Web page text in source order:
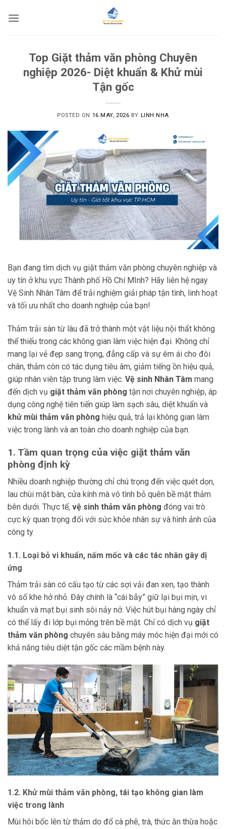
Top Giặt thảm văn phòng Chuyên
nghiệp 2026- Diệt khuẩn & Khử mùi
Tận gốc
POSTED ON 16 MAY, 2026 BY LINH NHA
Bạn đang tìm dịch vụ giặt thảm văn phòng chuyên nghiệp và
uy tín ở khu vực Thành phố Hồ Chí MInh? Hãy liên hệ ngay
Vệ Sinh Nhân Tâm để trải nghiệm giải pháp tận tình, linh hoạt
và tối ưu nhất cho doanh nghiệp của bạn!
Thảm trải sàn từ lâu đã trở thành một vật liệu nội thất không
thể thiếu trong các không gian làm việc hiện đại. Không chỉ
mang lại vẻ đẹp sang trọng, đẳng cấp và sự êm ái cho đôi
chân, thảm còn có tác dụng tiêu âm, giảm tiếng ồn hiệu quả,
giúp nhân viên tập trung làm việc. Vệ sinh Nhân Tâm mang
đến dịch vụ giặt thảm văn phòng tận nơi chuyên nghiệp, áp
dụng công nghệ tiên tiến giúp làm sạch sâu, diệt khuẩn và
khử mùi thảm văn phòng hiệu quả, trả lại không gian làm
việc trong lành và an toàn cho doanh nghiệp của bạn.
1. Tầm quan trọng của việc giặt thảm văn
phòng định kỳ
Nhiều doanh nghiệp thường chỉ chú trọng đến việc quét dọn,
lau chùi mặt bàn, cửa kính mà vô tình bỏ quên bề mặt thảm
bên dưới. Thực tế, vệ sinh thảm văn phòng đóng vai trò
cực kỳ quan trọng đối với sức khỏe nhân sự và hình ảnh của
công ty.
1.1. Loại bỏ vi khuẩn, nấm mốc và các tác nhân gây dị
ứng
Thảm trải sàn có cấu tạo từ các sợi vải đan xen, tạo thành
vô số khe hở nhỏ. Đây chính là “cái bẫy” giữ lại bụi mịn, vi
khuẩn và mạt bụi sinh sôi nảy nở. Việc hút bụi hàng ngày chỉ
có thể lấy đi lớp bụi mỏng trên bề mặt. Chỉ có dịch vụ giặt
thảm văn phòng chuyên sâu bằng máy móc hiện đại mới có
khả năng tiêu diệt tận gốc các mầm bệnh này.
1.2. Khử mùi thảm văn phòng, tái tạo không gian làm
việc trong lành
Mùi hôi bốc lên từ thảm do đổ cà phê, trà, thức ăn thừa hoặc